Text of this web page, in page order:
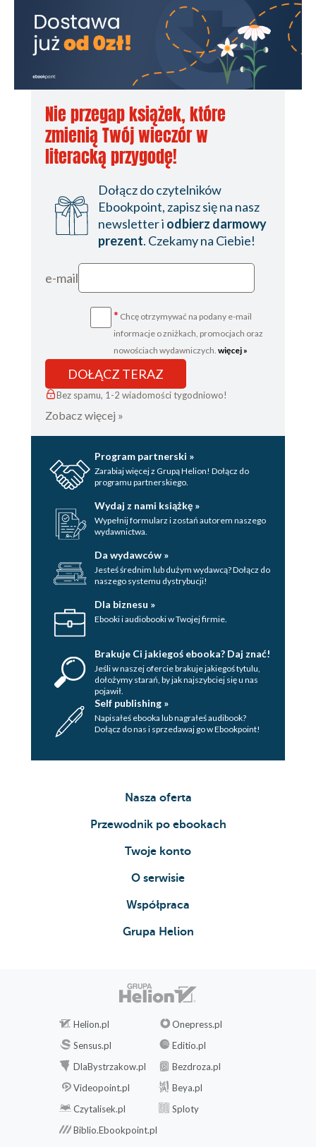
Nie przegap książek, które
zmienią Twój wieczór w
literacką przygodę!
Dołącz do czytelników
Ebookpoint, zapisz się na nasz
newsletter i odbierz darmowy
prezent. Czekamy na Ciebie!
e-mail
* Chcę otrzymywać na podany e-mail
informacje o zniżkach, promocjach oraz
nowościach wydawniczych. więcej »
DOŁĄCZ TERAZ
Bez spamu, 1-2 wiadomości tygodniowo!
Zobacz więcej »
Program partnerski »
Zarabiaj więcej z Grupą Helion! Dołącz do
programu partnerskiego.
Wydaj z nami książkę »
Wypełnij formularz i zostań autorem naszego
wydawnictwa.
Da wydawców »
Jesteś średnim lub dużym wydawcą? Dołącz do
naszego systemu dystrybucji!
Dla biznesu »
Ebooki i audiobooki w Twojej firmie.
Brakuje Ci jakiegoś ebooka? Daj znać!
Jeśli w naszej ofercie brakuje jakiegoś tytulu,
dołożymy starań, by jak najszybciej się u nas
pojawił.
Self publishing »
Napisałeś ebooka lub nagrałeś audibook?
Dołącz do nas i sprzedawaj go w Ebookpoint!
Nasza oferta
Przewodnik po ebookach
Twoje konto
O serwisie
Współpraca
Grupa Helion
Helion.pl
Onepress.pl
Sensus.pl
Editio.pl
DlaBystrzakow.pl
Bezdroza.pl
Videopoint.pl
Beya.pl
Czytalisek.pl
Sploty
Biblio.Ebookpoint.pl